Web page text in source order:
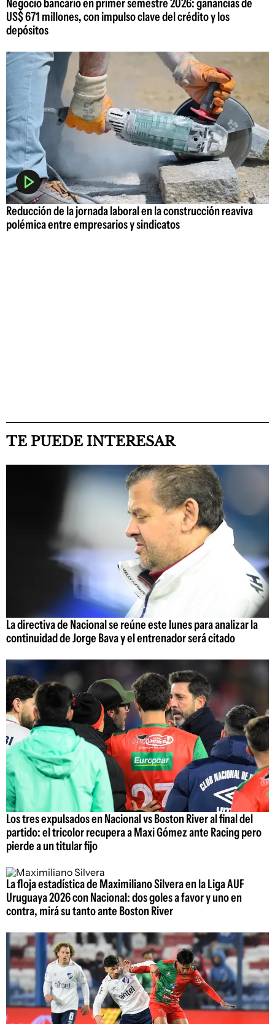
US$ 671 millones, con impulso clave del crédito y los
depósitos
Reducción de la jornada laboral en la construcción reaviva
polémica entre empresarios y sindicatos
TE PUEDE INTERESAR
La directiva de Nacional se reúne este lunes para analizar la
continuidad de Jorge Bava y el entrenador será citado
Los tres expulsados en Nacional vs Boston River al final del
partido: el tricolor recupera a Maxi Gómez ante Racing pero
pierde a un titular fijo
La floja estadística de Maximiliano Silvera en la Liga AUF
Uruguaya 2026 con Nacional: dos goles a favor y uno en
contra, mirá su tanto ante Boston River